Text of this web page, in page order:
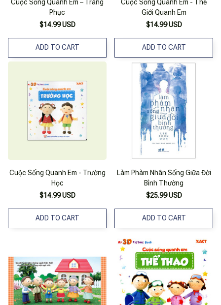
Cuộc Sống Quanh Em – Trang
Phục
$14.99 USD
ADD TO CART
Cuộc Sống Quanh Em - Thế
Giới Quanh Em
$14.99 USD
ADD TO CART
Cuộc Sống Quanh Em - Trường
Học
$14.99 USD
ADD TO CART
Làm Phàm Nhân Sống Giữa Đời
Bình Thường
$25.99 USD
ADD TO CART